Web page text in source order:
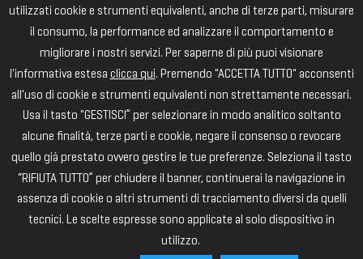
utilizzati cookie e strumenti equivalenti, anche di terze parti, misurare
il consumo, la performance ed analizzare il comportamento e
migliorare i nostri servizi. Per saperne di più puoi visionare
l'informativa estesa clicca qui. Premendo "ACCETTA TUTTO" acconsenti
all'uso di cookie e strumenti equivalenti non strettamente necessari.
Usa il tasto "GESTISCI” per selezionare in modo analitico soltanto
alcune finalità, terze parti e cookie, negare il consenso o revocare
quello già prestato ovvero gestire le tue preferenze. Seleziona il tasto
“RIFIUTA TUTTO” per chiudere il banner, continuerai la navigazione in
assenza di cookie o altri strumenti di tracciamento diversi da quelli
tecnici. Le scelte espresse sono applicate al solo dispositivo in
utilizzo.